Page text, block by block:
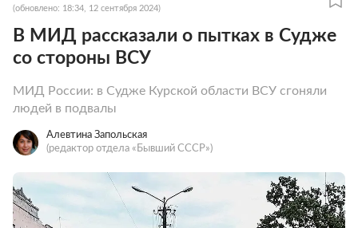
(обновлено: 18:34, 12 сентября 2024)
В МИД рассказали о пытках в Судже
со стороны ВСУ
МИД России: в Судже Курской области ВСУ сгоняли
людей в подвалы
Алевтина Запольская
(редактор отдела «Бывший СССР»)